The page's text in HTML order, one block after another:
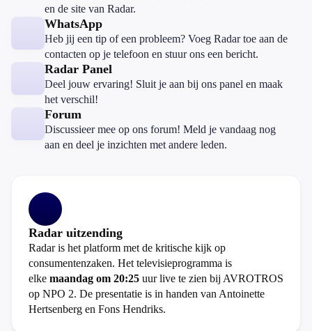
en de site van Radar.
WhatsApp
Heb jij een tip of een probleem? Voeg Radar toe aan de
contacten op je telefoon en stuur ons een bericht.
Radar Panel
Deel jouw ervaring! Sluit je aan bij ons panel en maak
het verschil!
Forum
Discussieer mee op ons forum! Meld je vandaag nog
aan en deel je inzichten met andere leden.
Radar uitzending
Radar is het platform met de kritische kijk op
consumentenzaken. Het televisieprogramma is
elke maandag om 20:25 uur live te zien bij AVROTROS
op NPO 2. De presentatie is in handen van Antoinette
Hertsenberg en Fons Hendriks.